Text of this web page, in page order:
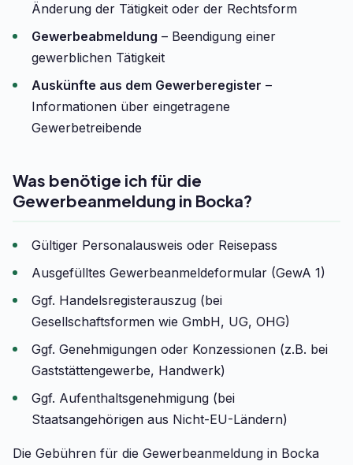
Änderung der Tätigkeit oder der Rechtsform
Gewerbeabmeldung – Beendigung einer
gewerblichen Tätigkeit
Auskünfte aus dem Gewerberegister –
Informationen über eingetragene
Gewerbetreibende
Was benötige ich für die
Gewerbeanmeldung in Bocka?
Gültiger Personalausweis oder Reisepass
Ausgefülltes Gewerbeanmeldeformular (GewA 1)
Ggf. Handelsregisterauszug (bei
Gesellschaftsformen wie GmbH, UG, OHG)
Ggf. Genehmigungen oder Konzessionen (z.B. bei
Gaststättengewerbe, Handwerk)
Ggf. Aufenthaltsgenehmigung (bei
Staatsangehörigen aus Nicht-EU-Ländern)
Die Gebühren für die Gewerbeanmeldung in Bocka